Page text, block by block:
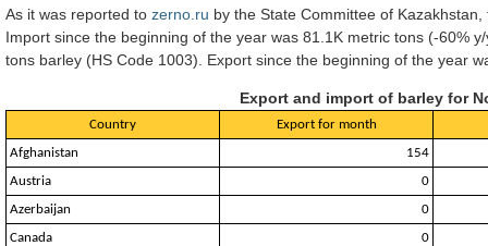
As it was reported to zerno.ru by the State Committee of Kazakhstan
Import since the beginning of the year was 81.1K metric tons (-60%
tons barley (HS Code 1003). Export since the beginning of the year
Export and import of barley for
Country
Export for month
Afghanistan
154
Austria
0
Azerbaijan
0
Canada
0